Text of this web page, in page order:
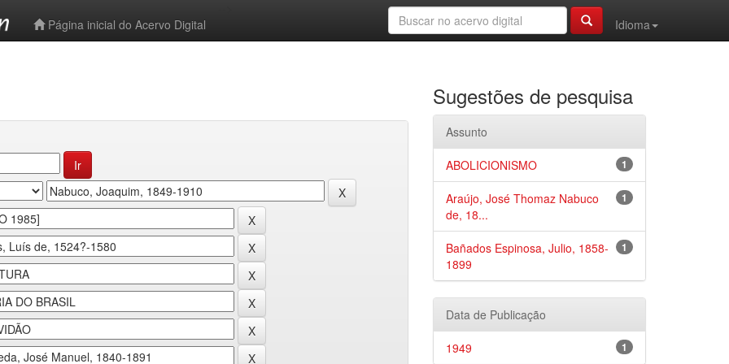
Página inicial do Acervo Digital
Idioma
Sugestões de pesquisa
Assunto
1
ABOLICIONISMO
1
Araújo, José Thomaz Nabuco
de, 18...
1
Bañados Espinosa, Julio, 1858-
1899
Data de Publicação
1
1949